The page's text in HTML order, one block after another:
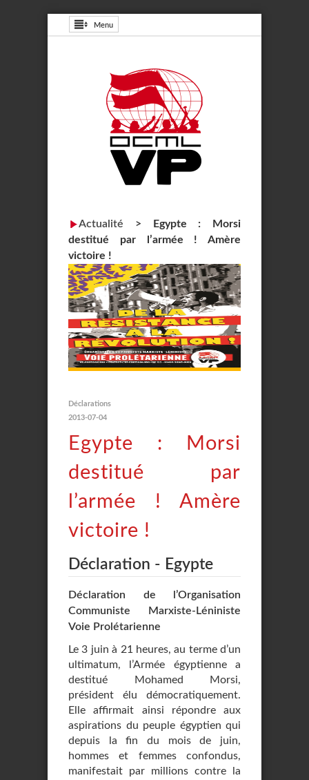
Menu
Actualité >
Egypte : Morsi
destitué par l’armée ! Amère
victoire !
Déclarations
2013-07-04
Egypte : Morsi
destitué par
l’armée ! Amère
victoire !
Déclaration - Egypte
Déclaration de l’Organisation
Communiste Marxiste-Léniniste
Voie Prolétarienne
Le 3 juin à 21 heures, au terme d’un
ultimatum, l’Armée égyptienne a
destitué Mohamed Morsi,
président élu démocratiquement.
Elle affirmait ainsi répondre aux
aspirations du peuple égyptien qui
depuis la fin du mois de juin,
hommes et femmes confondus,
manifestait par millions contre la